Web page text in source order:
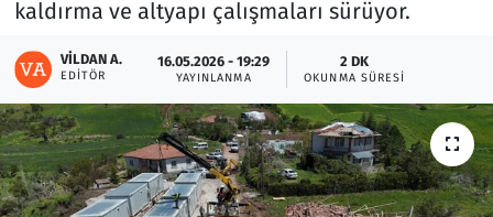
kaldırma ve altyapı çalışmaları sürüyor.
VILDAN A.
EDITÖR
16.05.2026 - 19:29
YAYINLANMA
2 DK
OKUNMA SÜRESI
Memur ve Kamu
Otomobil
Oyun
Ramazan